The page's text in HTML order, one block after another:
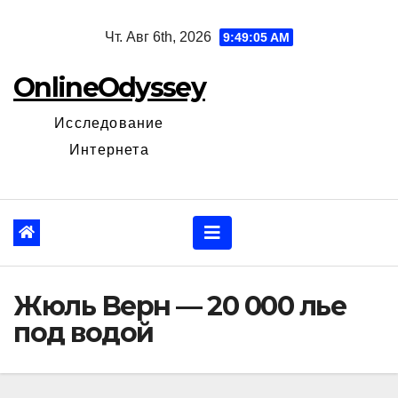
Чт. Авг 6th, 2026 9:49:06 AM
OnlineOdyssey
Исследование
Интернета
Жюль Верн — 20 000 лье
под водой